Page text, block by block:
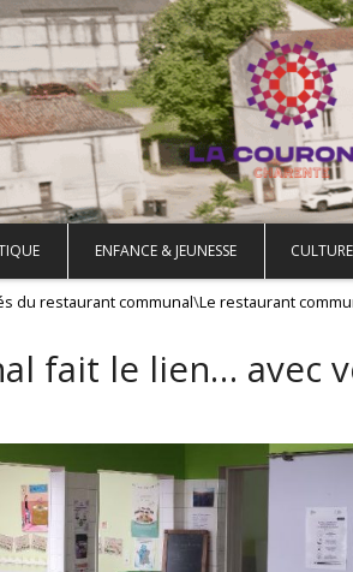
ENFANCE & JEUNESSE
du restaurant communal\Le restaurant
fait le lien… avec